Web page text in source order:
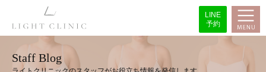
LINE
予約
Staff Blog